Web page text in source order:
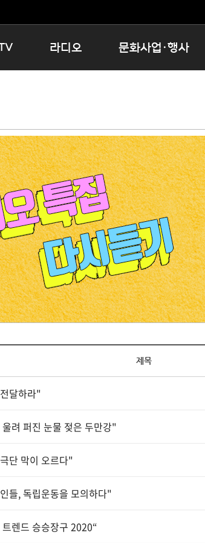
시사토론 창
시대
자 FLEX
프로그램
속 정보
프로그램
라디오
우리 고향, 안녕하십니까?
라디오특집 다시듣기
문화사업·행사
닥터공감
대관안내
충청북도 음식문화페스타
청원생명쌀 대청호마라톤
로컬인사이트스쿨
로컬 콘텐츠 Hub
문화행사 아카이빙
제목
달하라"
려 퍼진 눈물 젖은 두만강"
단 막이 오르다"
들, 독립운동을 모의하다"
트렌드 승승장구 2020“